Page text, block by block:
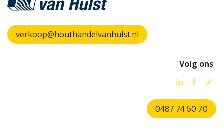
verkoop@houthandelvanhulst.nl
Volg ons
0487 74 50 70